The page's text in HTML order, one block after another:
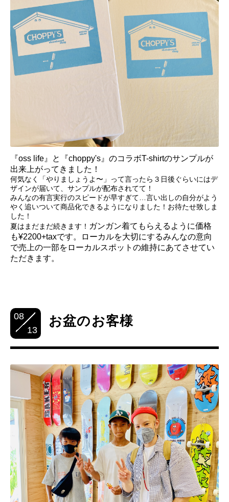
『oss life』と『choppy's』のコラボT-shirtのサンプルが
出来上がってきました！
何気なく「やりましょうよ〜」って言ったら３日後ぐらいにはデ
ザインが届いて、サンプルが配布されてて！
みんなの有言実行のスピードが早すぎて…言い出しの自分がよう
やく追いついて商品化できるようになりました！お待たせ致しま
した！
夏はまだまだ続きます！ ガンガン着てもらえるように価格
も¥2200+taxです。ローカルを大切にするみんなの意向
で売上の一部をローカルスポットの維持にあてさせてい
ただきます。
08
13
お盆のお客様